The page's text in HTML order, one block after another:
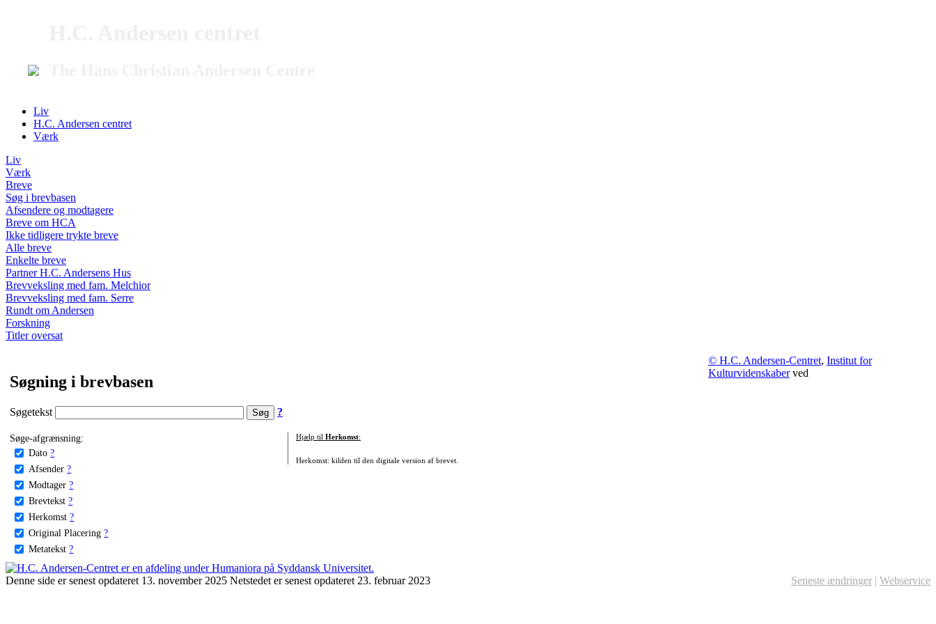
Liv
H.C. Andersen centret
Værk
Liv
Værk
Breve
Søg i brevbasen
Afsendere og modtagere
Breve om HCA
Ikke tidligere trykte breve
Alle breve
Enkelte breve
Partner H.C. Andersens Hus
Brevveksling med fam. Melchior
Brevveksling med fam. Serre
Rundt om Andersen
Forskning
Titler oversat
Søgning i brevbasen
Søgetekst ?
Søge-afgrænsning:
Dato ?
Afsender ?
Modtager ?
Brevtekst ?
Herkomst ?
Original Placering ?
Metatekst ?
Hjælp til Herkomst:
Herkomst: kilden til den digitale version af brevet.
© H.C. Andersen-Centret, Institut for
Kulturvidenskaberved
Denne side er senest opdateret 13. november 2025 Netstedet er senest opdateret 23. februar 2023 Seneste ændringer | Webservice